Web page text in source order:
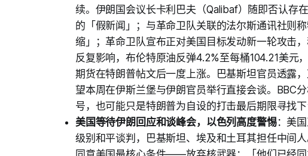
续。伊朗国会议长卡利巴夫（Qalibaf）随即否认存
的「假新闻」；与革命卫队关联的法尔斯通讯社则
缩」；革命卫队宣布正对美国目标发动新一轮攻击
反复影响，布伦特原油反弹4.2%至每桶104.21美元
期货在特朗普帖文后一度上涨。巴基斯坦官员透露
望本周在伊斯兰堡与伊朗官员举行直接会谈。BBC
号，也可能只是特朗普为自设的打击最后期限寻找
美国等待伊朗回应和谈峰会，以色列高度警惕：美
级别和平谈判，巴基斯坦、埃及和土耳其担任中间